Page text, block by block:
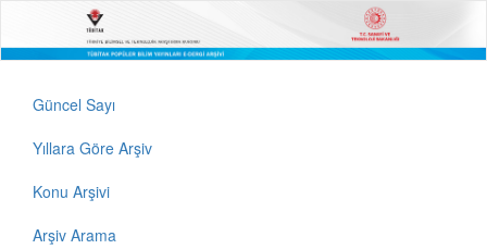
Güncel Sayı
Yıllara Göre Arşiv
Konu Arşivi
Arşiv Arama